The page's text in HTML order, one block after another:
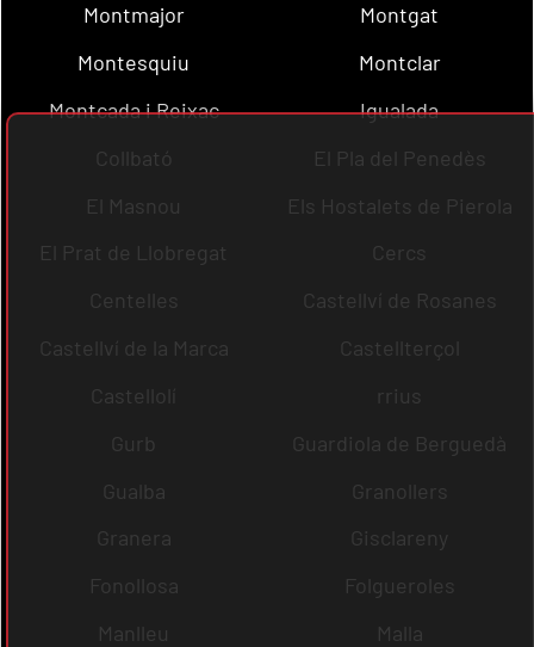
Montmajor
Montgat
Montesquiu
Montclar
Montcada i Reixac
Igualada
Collbató
El Pla del Penedès
El Masnou
Els Hostalets de Pierola
El Prat de Llobregat
Cercs
Centelles
Castellví de Rosanes
Castellví de la Marca
Castellterçol
Castellolí
rrius
Gurb
Guardiola de Berguedà
Gualba
Granollers
Granera
Gisclareny
Fonollosa
Folgueroles
Manlleu
Malla